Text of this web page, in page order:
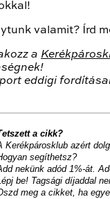
valamit? Írd
a
eddigi
a cikk?
Kerékpárosklub azért
segíthetsz?
nekünk adód 1%-át.
be! Tagsági díjaddal
meg a cikket, ha